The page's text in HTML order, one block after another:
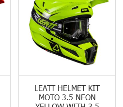
LEATT HELMET KIT
MOTO 3.5 NEON